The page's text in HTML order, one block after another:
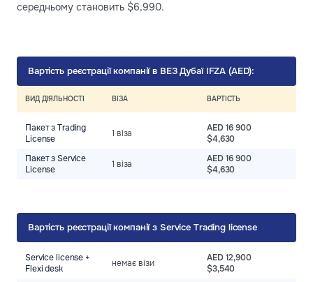
середньому становить $6,990.
Вартість реєстрації компанії в ВЕЗ Дубаї IFZA (AED):
ВИД ДІЯЛЬНОСТІ ВІЗА ВАРТІСТЬ
Пакет з Trading
License
1 віза
AED 16 900
$4,630
Пакет з Service
License
1 віза
AED 16 900
$4,630
Вартість реєстрації компанії з Service Trading license
Service license +
Flexi desk
немає візи
AED 12,900
$3,540